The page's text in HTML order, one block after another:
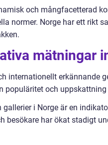
och mångfacetterad
normer. Norge har ett rikt
mätningar
internationellt erkännande
och
i Norge är en
har ökat stadigt